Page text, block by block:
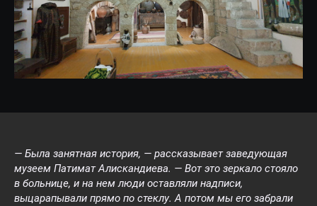
— Была занятная история, — рассказывает заведующая
музеем Патимат Алискандиева. — Вот это зеркало стояло
в больнице, и на нем люди оставляли надписи,
выцарапывали прямо по стеклу. А потом мы его забрали